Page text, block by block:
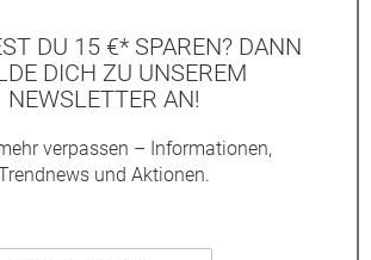
DU 15 €* SPAREN? DANN
DICH ZU UNSEREM
NEWSLETTER AN!
verpassen – Informationen,
und Aktionen.